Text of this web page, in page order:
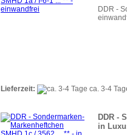
DDR -
Lieferzeit: ca. 3-4
DDR -
in